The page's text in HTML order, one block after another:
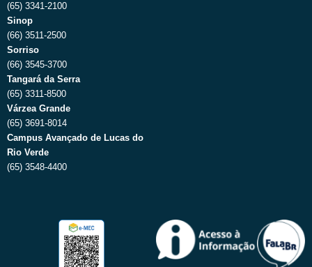
(65) 3341-2100
Sinop
(66) 3511-2500
Sorriso
(66) 3545-3700
Tangará da Serra
(65) 3311-8500
Várzea Grande
(65) 3691-8014
Campus Avançado de Lucas do
Rio Verde
(65) 3548-4400